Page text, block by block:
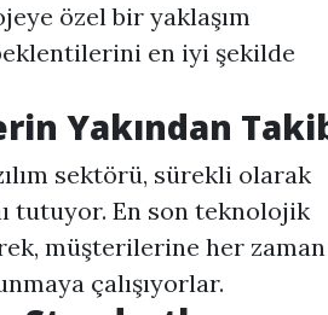
özel bir yaklaşım
en iyi şekilde
Yakından
sektörü, sürekli olarak
tutuyor. En son teknolojik
müşterilerine her
çalışıyorlar.